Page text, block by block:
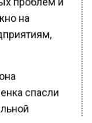
проблем и
на
спасли